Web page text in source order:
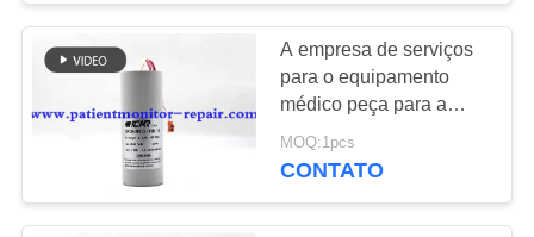
Monitor paciente
usado
108
A empresa de serviços
para o equipamento
médico peça para a
capacidade das peças
da máquina do
MOQ:1pcs
CONTATO